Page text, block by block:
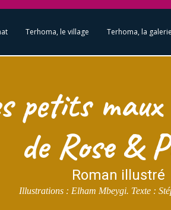
Terhoma, le village Terhoma, la galerie
petits
de Rose &
Roman illustré
Illustrations : Elham Mbeygi. Texte :